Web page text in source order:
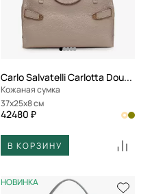
Carlo Salvatelli Carlotta Double
Кожаная сумка
37x25x8 см
42480 ₽
В КОРЗИНУ
НОВИНКА